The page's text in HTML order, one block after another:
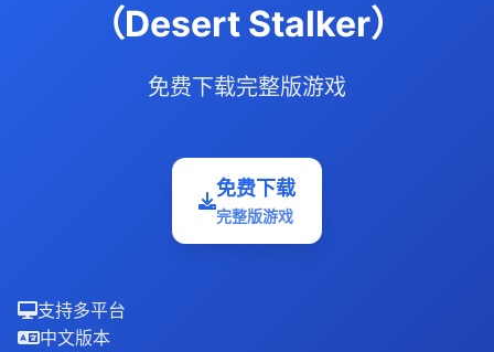
（Desert Stalker）
免费下载完整版游戏
免费下载
完整版游戏
支持多平台
中文版本